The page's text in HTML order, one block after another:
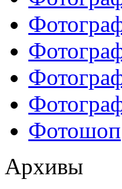
Фотошоп
Архивы